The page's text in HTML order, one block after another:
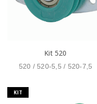
Kit 520
520 / 520-5,5 / 520-7,5
KIT